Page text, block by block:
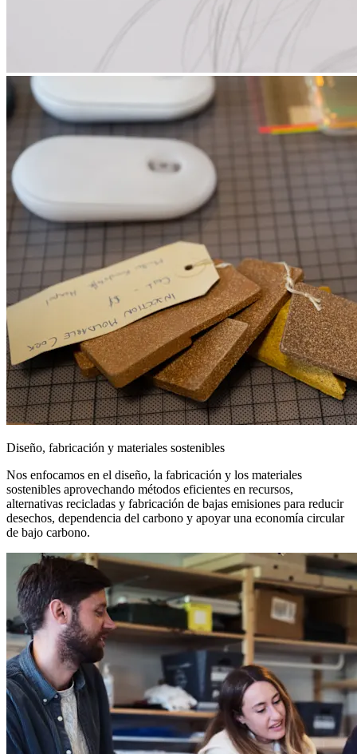
Diseño, fabricación y materiales sostenibles
Nos enfocamos en el diseño, la fabricación y los materiales
sostenibles aprovechando métodos eficientes en recursos,
alternativas recicladas y fabricación de bajas emisiones para reducir
desechos, dependencia del carbono y apoyar una economía circular
de bajo carbono.